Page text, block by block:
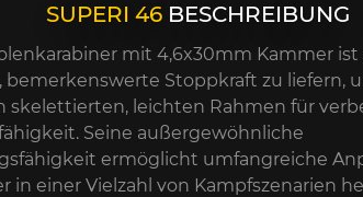
SUPERI 46BESCHREIBUNG
mit 4,6x30mm Kammer ist
bemerkenswerte Stoppkraft zu liefern,
skelettierten, leichten Rahmen für
Seine außergewöhnliche
ermöglicht umfangreiche
in einer Vielzahl von Kampfszenarien